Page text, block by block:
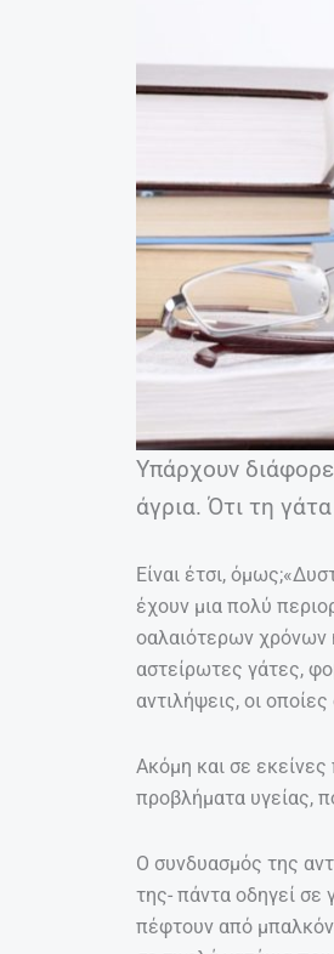
Υπάρχουν
άγρια. Ότι τη
Είναι έτσι,
έχουν μια πολύ
οαλαιότερων χρόνων
αστείρωτες γάτες,
αντιλήψεις, οι
Ακόμη και σε
προβλήματα υγείας,
Ο συνδυασμός της
της- πάντα οδηγεί
πέφτουν από